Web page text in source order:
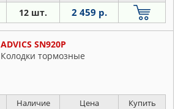
12 шт. 2 459 р.
ADVICS SN920P
Колодки тормозные
Наличие Цена Купить